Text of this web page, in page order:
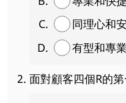
同理心和
有型和專業
面對顧客四個R的第